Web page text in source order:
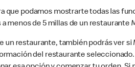
que podamos mostrarte todas las
menos de 5 millas de un restaurante
un restaurante, también podrás ver
del restaurante